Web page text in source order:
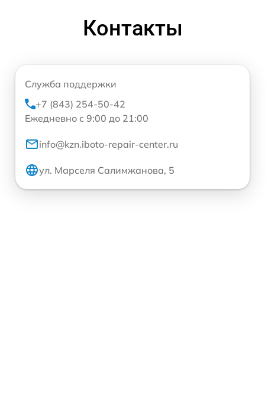
Контакты
Служба поддержки
+7 (843) 254-50-42
Ежедневно с 9:00 до 21:00
info@kzn.iboto-repair-center.ru
ул. Марселя Салимжанова, 5